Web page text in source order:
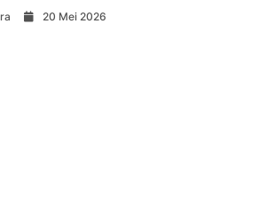
20 Mei 2026